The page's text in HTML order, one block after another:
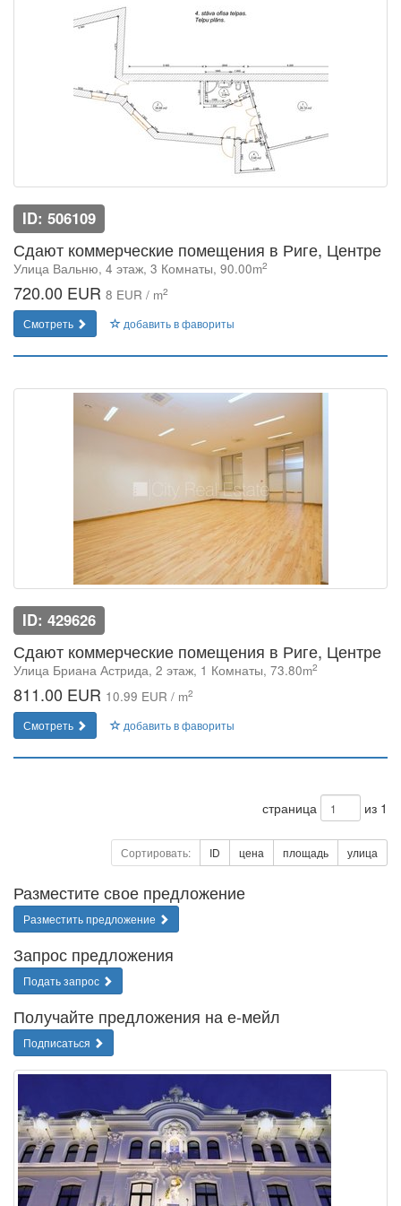
ID: 506109
Сдают коммерческие помещения в Риге, Центре
Улица Вальню, 4 этаж, 3 Комнаты, 90.00m2
720.00 EUR 8 EUR / m2
Смотреть добавить в фавориты
ID: 429626
Сдают коммерческие помещения в Риге, Центре
Улица Бриана Астрида, 2 этаж, 1 Комнаты, 73.80m2
811.00 EUR 10.99 EUR / m2
Смотреть добавить в фавориты
страница из 1
Сортировать: ID цена площадь улица
Разместите свое предложение
Разместить предложение
Запрос предложения
Подать запрос
Получайте предложения на е-мейл
Подписаться